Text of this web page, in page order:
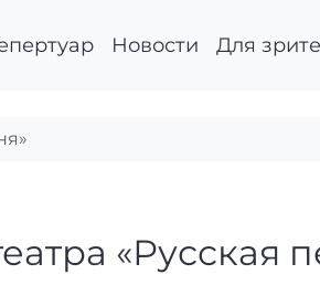
Новости Для
театра
«Русская